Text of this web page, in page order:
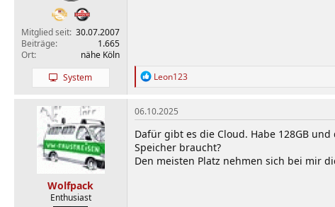
Mitglied seit 30.07.2007
Beiträge
1.665
Ort
nähe Köln
System
R
k
t
i
o
n
e
Leon123
Wolfpack
Enthusiast
06.10.2025
Dafür gibt es die Cloud. Habe 128GB
Speicher braucht?
Den meisten Platz nehmen sich bei mir